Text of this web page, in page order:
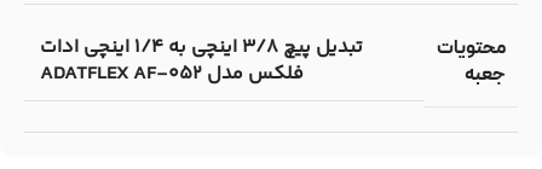
محتویات
جعبه
تبدیل پیچ 3/8 اینچی به 1/4 اینچی ادات
فلکس مدل ADATFLEX AF-052